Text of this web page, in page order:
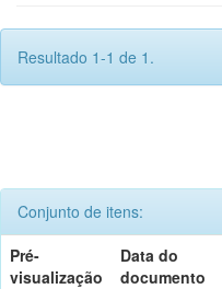
Resultado 1-1 de 1.
Conjunto de itens:
Pré-
visualização
Data do
documento